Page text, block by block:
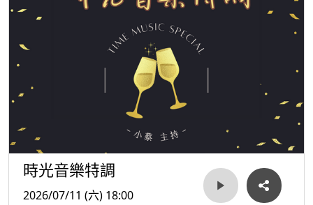
時光音樂特調
2026/07/11 (六) 18:00